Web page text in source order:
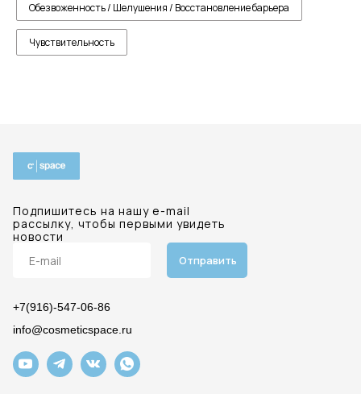
Обезвоженность / Шелушения / Восстановление барьера
Чувствительность
Отправить
Подпишитесь на нашу e-mail
рассылку, чтобы первыми увидеть
новости
+7(916)-547-06-86
info@cosmeticspace.ru